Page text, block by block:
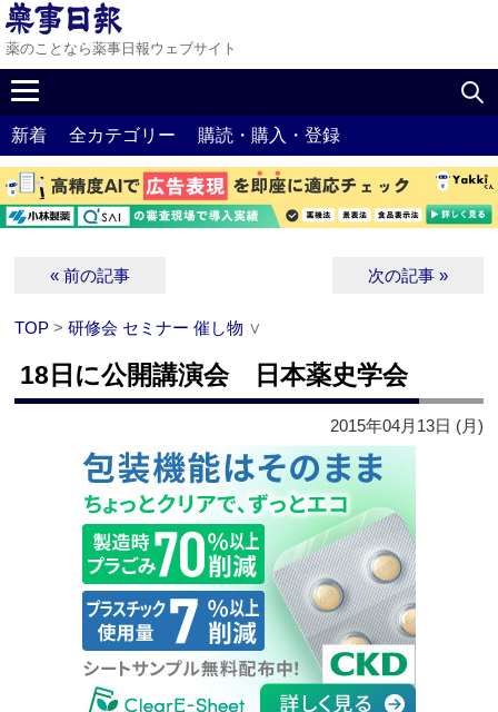
薬のことなら薬事日報ウェブサイト
新着 全カテゴリー 購読・購入・登録
« 前の記事 次の記事 »
TOP >研修会 セミナー 催し物 ∨
18日に公開講演会 日本薬史学会
2015年04月13日 (月)